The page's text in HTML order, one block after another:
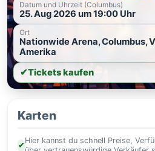
Datum und Uhrzeit (Columbus)
25. Aug 2026 um 19:00 Uhr
Ort
Nationwide Arena, Columbus,
Amerika
✔Tickets kaufen
Karten
✔
Hier kannst du schnell Preise,